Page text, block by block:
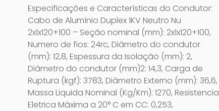
Especificações e Características do Condutor:
Cabo de Alumínio Duplex 1KV Neutro Nu
2x1x120+100 – Seção nominal (mm): 2x1x120+100,
Numero de fios: 24rc, Diâmetro do condutor
(mm): 12,8, Espessura da Isolação (mm): 2,
Diâmetro do condutor (mm)2: 14,3, Carga de
Ruptura (kgf): 3783, Diâmetro Externo (mm): 36,6,
Massa Liquida Nominal (Kg/Km): 1270, Resistencia
Eletrica Máxima a 20° C em CC: 0,253,